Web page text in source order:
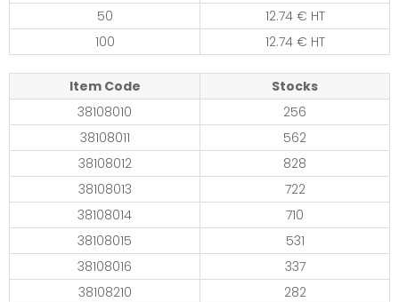
50
12.74 € HT
100
12.74 € HT
Item Code
Stocks
38108010
256
38108011
562
38108012
828
38108013
722
38108014
710
38108015
531
38108016
337
38108210
282